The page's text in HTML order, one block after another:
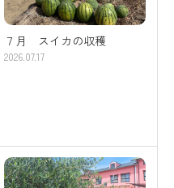
７月 スイカの収穫
2026.07.17